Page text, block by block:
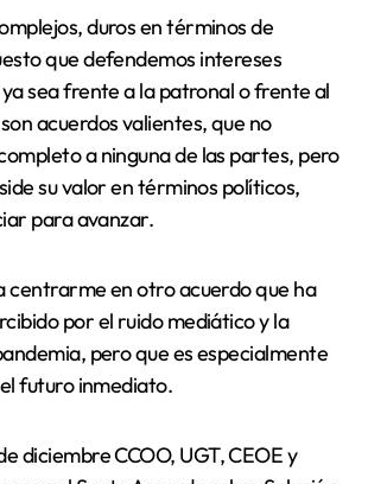
duros en términos de
que defendemos intereses
sea frente a la patronal o frente al
acuerdos valientes, que no
a ninguna de las partes, pero
su valor en términos políticos,
para avanzar.
centrarme en otro acuerdo que ha
por el ruido mediático y la
pero que es especialmente
futuro inmediato.
diciembre CCOO, UGT, CEOE y